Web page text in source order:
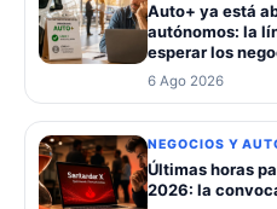
Auto+ ya está
autónomos: la
esperar los
6 Ago 2026
NEGOCIOS Y
Últimas horas
2026: la